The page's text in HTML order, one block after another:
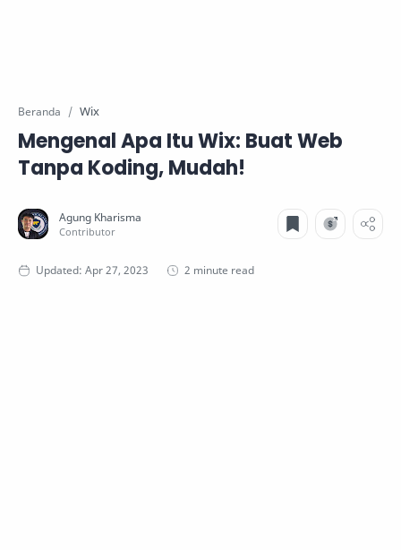
Beranda Wix
Mengenal Apa Itu Wix: Buat Web
Tanpa Koding, Mudah!
2 minute read